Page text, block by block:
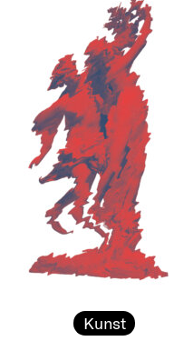
Kunst